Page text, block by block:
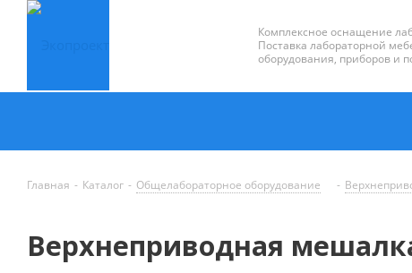
Комплексное оснащение
Поставка лабораторной
оборудования, приборов и
Главная - Каталог - Общелабораторное оборудование -
Верхнеприводная